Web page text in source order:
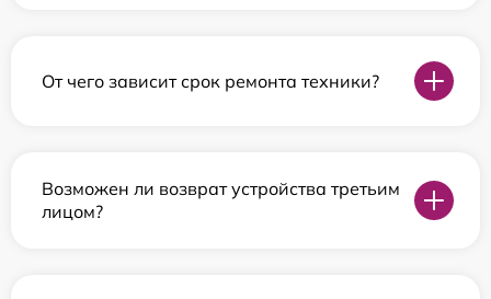
От чего зависит срок ремонта техники?
Возможен ли возврат устройства третьим
лицом?